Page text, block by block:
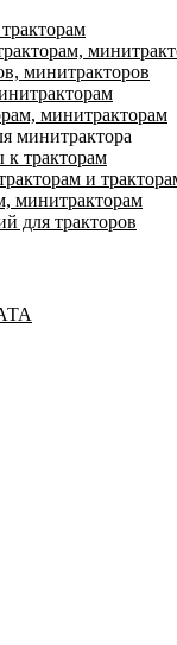
минитракторов
минитракторам
к тракторам
и
минитракторам
для тракторов